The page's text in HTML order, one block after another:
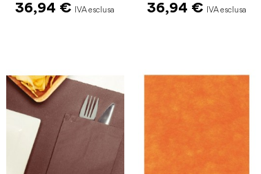
36,94 € 36,94 €